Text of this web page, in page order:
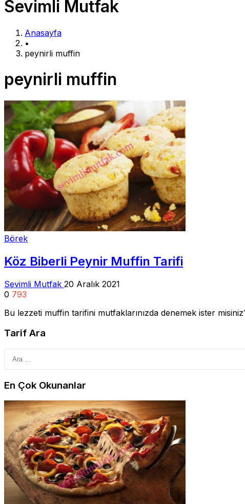
Sevimli Mutfak
Anasayfa
•
peynirli muffin
peynirli muffin
Börek
Köz Biberli Peynir Muffin Tarifi
Sevimli Mutfak 20 Aralık 2021
0 793
Bu lezzeti muffin tarifini mutfaklarınızda denemek ister
Tarif Ara
En Çok Okunanlar